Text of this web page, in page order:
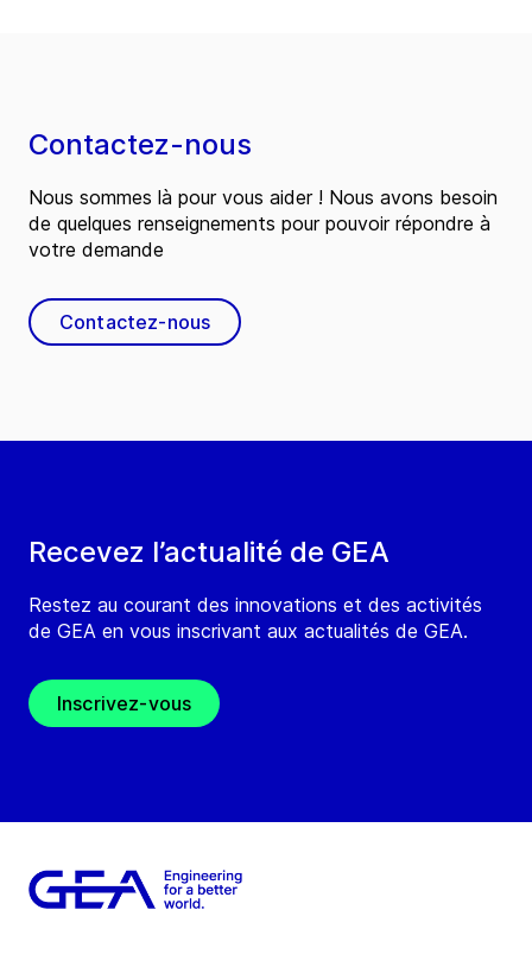
Recevez l’actualité de GEA
Restez au courant des innovations et des activités
de GEA en vous inscrivant aux actualités de GEA.
Inscrivez-vous
Contactez-nous
Nous sommes là pour vous aider ! Nous avons besoin
de quelques renseignements pour pouvoir répondre à
votre demande
Contactez-nous